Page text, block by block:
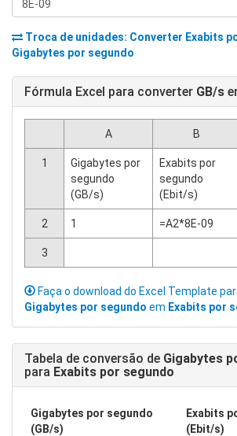
Troca de unidades: Converter Exabits
Gigabytes por segundo
Fórmula Excel para converter GB/s
A B
1
Gigabytes por
segundo
(GB/s)
Exabits por
segundo
(Ebit/s)
2 1 =A2*8E-09
3
Faça o download do Excel Template
Gigabytes por segundo em Exabits por
Tabela de conversão de Gigabytes
para Exabits por segundo
Gigabytes por segundo
(GB/s)
Exabits
(Ebit/s)